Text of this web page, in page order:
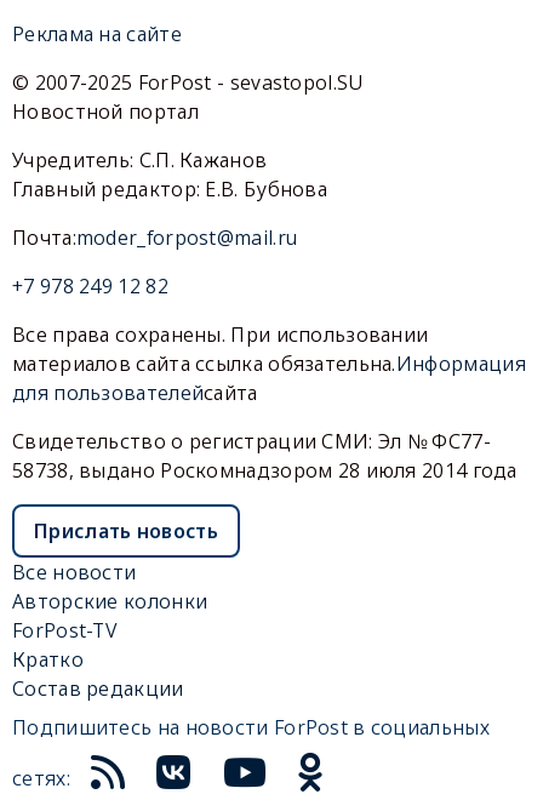
Реклама на сайте
© 2007-2025 ForPost - sevastopol.SU
Новостной портал
Учредитель: С.П. Кажанов
Главный редактор: Е.В. Бубнова
Почта:moder_forpost@mail.ru
+7 978 249 12 82
Все права сохранены. При использовании
материалов сайта ссылка обязательна.Информация
для пользователейсайта
Свидетельство о регистрации СМИ: Эл № ФС77-
58738, выдано Роскомнадзором 28 июля 2014 года
Прислать новость
Все новости
Авторские колонки
ForPost-TV
Кратко
Состав редакции
Подпишитесь на новости ForPost в социальных
сетях: